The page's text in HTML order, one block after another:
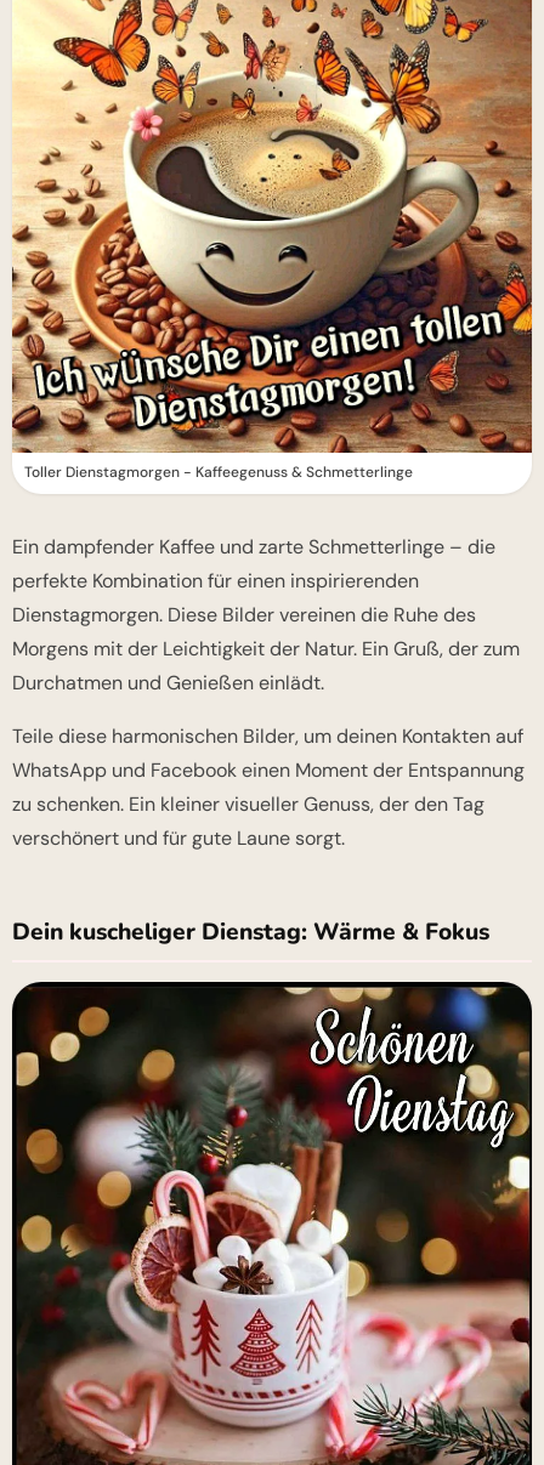
Toller Dienstagmorgen - Kaffeegenuss & Schmetterlinge
Ein dampfender Kaffee und zarte Schmetterlinge – die
perfekte Kombination für einen inspirierenden
Dienstagmorgen. Diese Bilder vereinen die Ruhe des
Morgens mit der Leichtigkeit der Natur. Ein Gruß, der zum
Durchatmen und Genießen einlädt.
Teile diese harmonischen Bilder, um deinen Kontakten auf
WhatsApp und Facebook einen Moment der Entspannung
zu schenken. Ein kleiner visueller Genuss, der den Tag
verschönert und für gute Laune sorgt.
Dein kuscheliger Dienstag: Wärme & Fokus